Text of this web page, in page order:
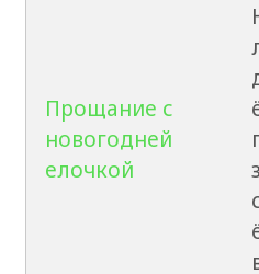
Прощание с
новогодней
елочкой